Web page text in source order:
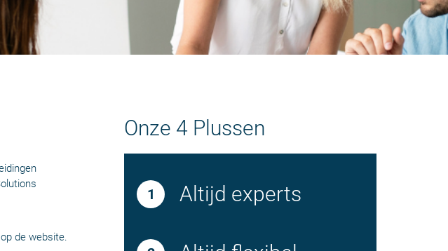
de website.
Onze 4 Plussen
Altijd experts